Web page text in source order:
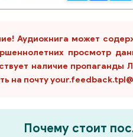
Аудиокнига может
просмотр
наличие пропаганды
на почту
Почему стоит